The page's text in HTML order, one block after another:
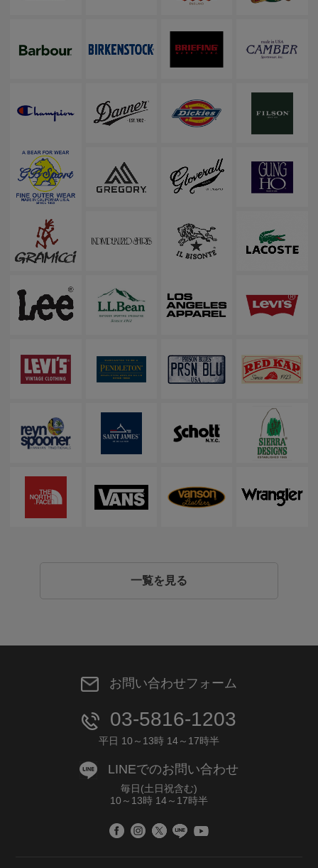
一覧を見る
お問い合わせフォーム
03-5816-1203
平日 10～13時 14～17時半
LINEでのお問い合わせ
毎日(土日祝含む)
10～13時 14～17時半